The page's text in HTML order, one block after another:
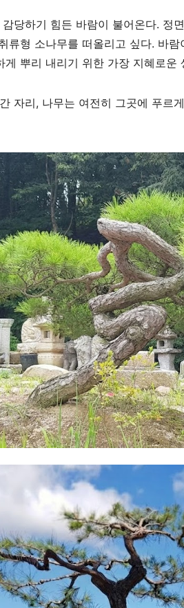
당하기 힘든 바람이 불어온다. 정
류형 소나무를 떠올리고 싶다. 바
게 뿌리 내리기 위한 가장 지혜로운
자리, 나무는 여전히 그곳에 푸르